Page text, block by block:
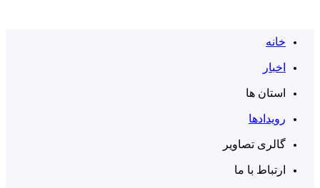
خانه
اخبار
استان ها
رویدادها
گالری تصاویر
ارتباط با ما